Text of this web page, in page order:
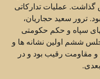
گذاشت. عملیات تدارکاتی
ترور سعید حجاریان،
سپاه و حکم حکومتی
ششم اولین نشانه ها و
و مقاومت رقیب بود و در